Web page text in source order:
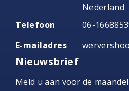
Nederland
Telefoon
06-
E-mailadres
Nieuwsbrief
Meld u aan voor de